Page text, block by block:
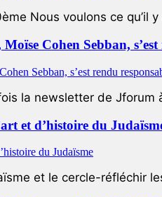
Nous voulons ce qu’il
Cohen Sebban,
la newsletter de Jforum
et d’histoire du
et le cercle-réfléchir